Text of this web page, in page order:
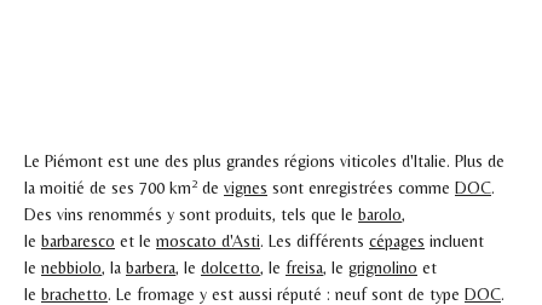
Le Piémont est une des plus grandes régions viticoles d'Italie. Plus de
la moitié de ses 700 km2 de vignes sont enregistrées comme DOC.
Des vins renommés y sont produits, tels que le barolo,
le barbaresco et le moscato d'Asti. Les différents cépages incluent
le nebbiolo, la barbera, le dolcetto, le freisa, le grignolino et
le brachetto. Le fromage y est aussi réputé : neuf sont de type DOC.